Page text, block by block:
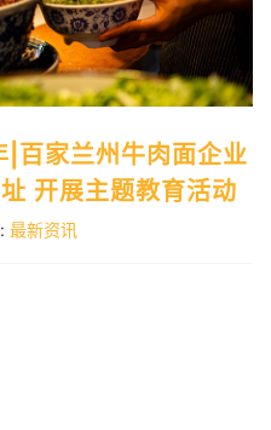
百家兰州牛肉面企业
开展主题教育活动
最新资讯